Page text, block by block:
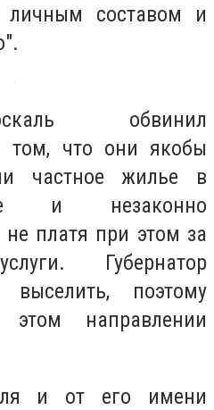
составом и
обвинил
том, что они якобы
частное жилье в
и незаконно
платя при этом за
Губернатор
выселить, поэтому
направлении
и от его имени